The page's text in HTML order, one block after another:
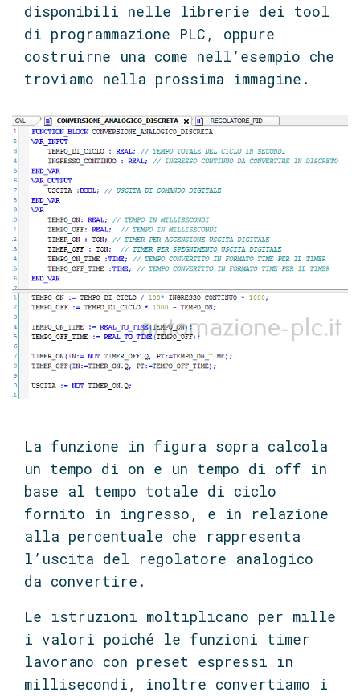
disponibili nelle librerie dei tool
di programmazione PLC, oppure
costruirne una come nell’esempio che
troviamo nella prossima immagine.
La funzione in figura sopra calcola
un tempo di on e un tempo di off in
base al tempo totale di ciclo
fornito in ingresso, e in relazione
alla percentuale che rappresenta
l’uscita del regolatore analogico
da convertire.
Le istruzioni moltiplicano per mille
i valori poiché le funzioni timer
lavorano con preset espressi in
millisecondi, inoltre convertiamo i